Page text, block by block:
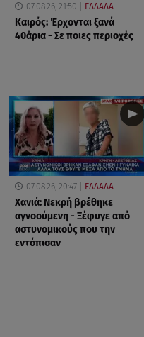
07.08.26, 21:50 ΕΛΛΑΔΑ
Καιρός: Έρχονται ξανά
40άρια - Σε ποιες περιοχές
07.08.26, 20:47 ΕΛΛΑΔΑ
Χανιά: Νεκρή βρέθηκε
αγνοούμενη - Ξέφυγε από
αστυνομικούς που την
εντόπισαν